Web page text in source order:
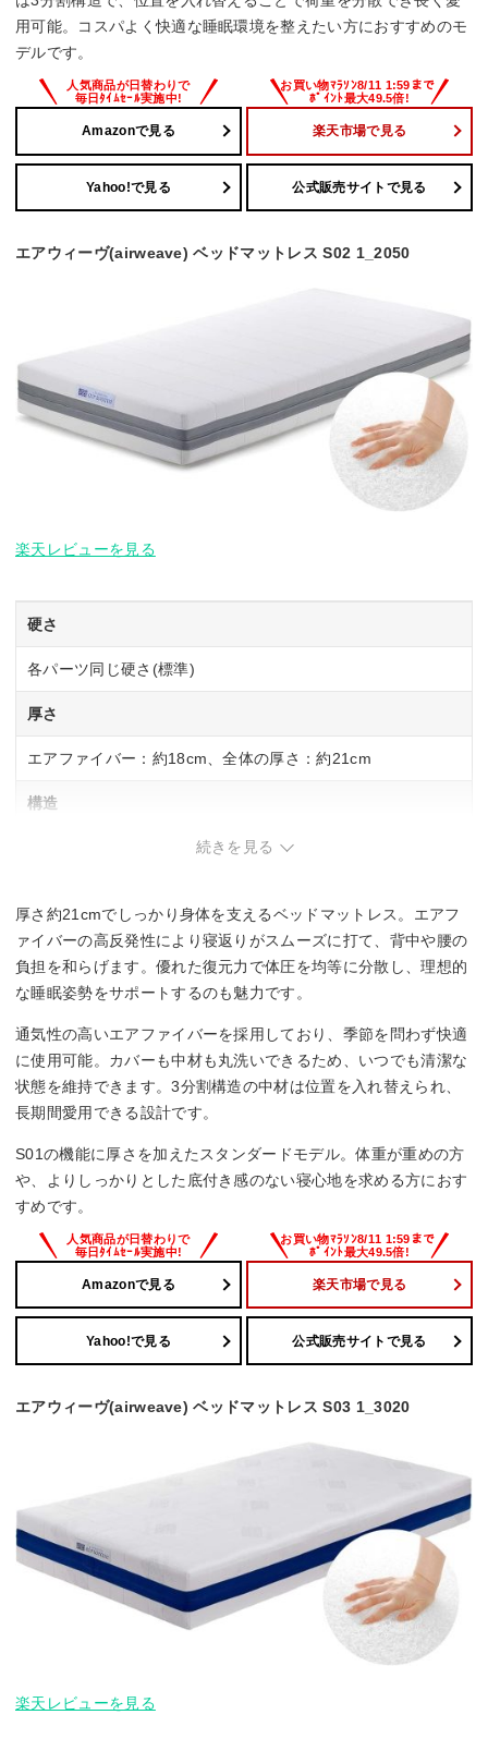
用可能。コスパよく快適な睡眠環境を整えたい方におすすめのモ
デルです。
Amazonで見る 楽天市場で見る
Yahoo!で見る 公式販売サイトで見る
エアウィーヴ(airweave) ベッドマットレス S02 1_2050
楽天レビューを見る
硬さ
各パーツ同じ硬さ(標準)
厚さ
エアファイバー：約18cm、全体の厚さ：約21cm
構造
カバー(トップ部分)、パッド、エアファイバー(3分割)、カバ
サイズ展開
シングル・セミダブル・ダブル・クイーン
続きを見る
厚さ約21cmでしっかり身体を支えるベッドマットレス。エアフ
ァイバーの高反発性により寝返りがスムーズに打て、背中や腰の
負担を和らげます。優れた復元力で体圧を均等に分散し、理想的
な睡眠姿勢をサポートするのも魅力です。
通気性の高いエアファイバーを採用しており、季節を問わず快適
に使用可能。カバーも中材も丸洗いできるため、いつでも清潔な
状態を維持できます。3分割構造の中材は位置を入れ替えられ、
長期間愛用できる設計です。
S01の機能に厚さを加えたスタンダードモデル。体重が重めの方
や、よりしっかりとした底付き感のない寝心地を求める方におす
すめです。
Amazonで見る 楽天市場で見る
Yahoo!で見る 公式販売サイトで見る
エアウィーヴ(airweave) ベッドマットレス S03 1_3020
楽天レビューを見る